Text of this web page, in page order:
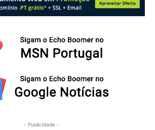
- Publicidade -